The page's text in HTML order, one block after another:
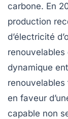
carbone. En
production
d’électricité
renouvelables
dynamique
renouvelables
en faveur
capable non